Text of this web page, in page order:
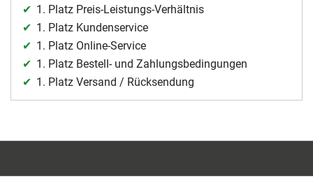
1. Platz Preis-Leistungs-Verhältnis
1. Platz Kundenservice
1. Platz Online-Service
1. Platz Bestell- und Zahlungsbedingungen
1. Platz Versand / Rücksendung